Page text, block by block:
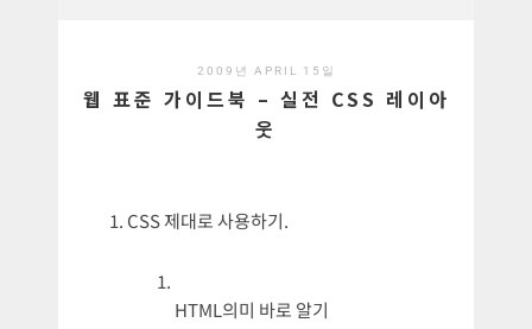
2009년 APRIL 15일
웹 표준 가이드북 – 실전 CSS 레이아
웃
CSS 제대로 사용하기.
HTML의미 바로 알기